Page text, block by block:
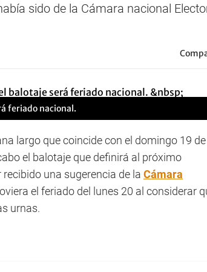
sido de la Cámara nacional
feriado nacional.
largo que coincide con el domingo 19 de
el balotaje que definirá al próximo
una sugerencia de la Cámara
el feriado del lunes 20 al considerar
urnas.